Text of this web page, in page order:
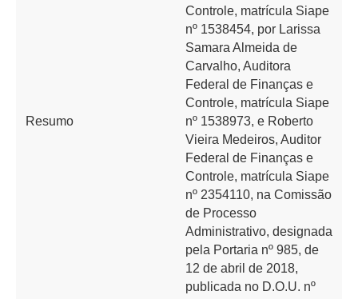
Resumo
Controle, matrícula Siape
nº 1538454, por Larissa
Samara Almeida de
Carvalho, Auditora
Federal de Finanças e
Controle, matrícula Siape
nº 1538973, e Roberto
Vieira Medeiros, Auditor
Federal de Finanças e
Controle, matrícula Siape
nº 2354110, na Comissão
de Processo
Administrativo, designada
pela Portaria nº 985, de
12 de abril de 2018,
publicada no D.O.U. nº